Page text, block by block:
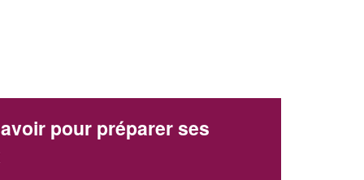
pour préparer ses